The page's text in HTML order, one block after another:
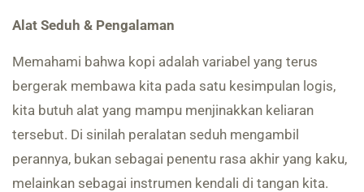
Alat Seduh & Pengalaman
Memahami bahwa kopi adalah variabel yang terus
bergerak membawa kita pada satu kesimpulan logis,
kita butuh alat yang mampu menjinakkan keliaran
tersebut. Di sinilah peralatan seduh mengambil
perannya, bukan sebagai penentu rasa akhir yang kaku,
melainkan sebagai instrumen kendali di tangan kita.